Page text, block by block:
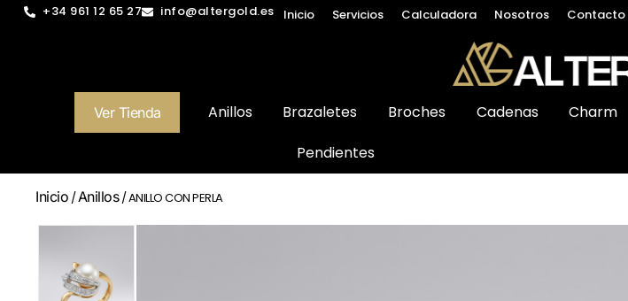
+34 961 12 65 27 info@altergold.es Inicio Servicios Calculadora Nosotros Contacto
Ver Tienda Anillos Brazaletes Broches Cadenas Charm
Pendientes
Inicio /Anillos/ ANILLO CON PERLA